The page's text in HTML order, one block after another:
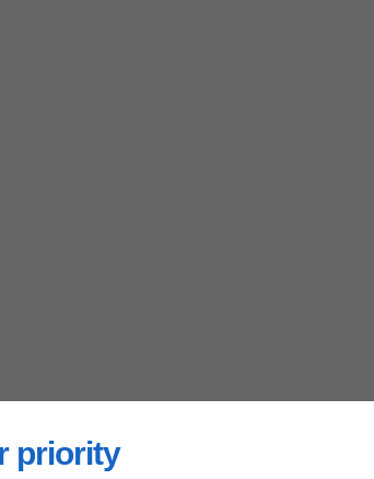
priority